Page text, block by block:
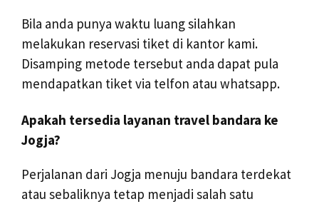
Bila anda punya waktu luang silahkan
melakukan reservasi tiket di kantor kami.
Disamping metode tersebut anda dapat pula
mendapatkan tiket via telfon atau whatsapp.
Apakah tersedia layanan travel bandara ke
Jogja?
Perjalanan dari Jogja menuju bandara terdekat
atau sebaliknya tetap menjadi salah satu